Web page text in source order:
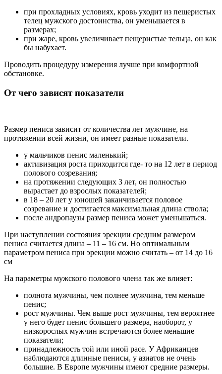
при прохладных условиях, кровь уходит из пещеристых
телец мужского достоинства, он уменьшается в
размерах;
при жаре, кровь увеличивает пещеристые тельца, он как
бы набухает.
Проводить процедуру измерения лучше при комфортной
обстановке.
От чего зависят показатели
Размер пениса зависит от количества лет мужчине, на
протяжении всей жизни, он имеет разные показатели.
у мальчиков пенис маленький;
активизация роста приходится где- то на 12 лет в период
полового созревания;
на протяжении следующих 3 лет, он полностью
вырастает до взрослых показателей;
в 18 – 20 лет у юношей заканчивается половое
созревание и достигается максимальная длина ствола;
после андропаузы размер пениса может уменьшаться.
При наступлении состояния эрекции средним размером
пениса считается длина – 11 – 16 см. Но оптимальным
параметром пениса при эрекции можно считать – от 14 до 16
см
На параметры мужского полового члена так же влияет:
полнота мужчины, чем полнее мужчина, тем меньше
пенис;
рост мужчины. Чем выше рост мужчины, тем вероятнее
у него будет пенис большего размера, наоборот, у
низкорослых мужчин встречаются более меньшие
показатели;
принадлежность той или иной расе. У Африканцев
наблюдаются длинные пенисы, у азиатов не очень
большие. В Европе мужчины имеют средние размеры.